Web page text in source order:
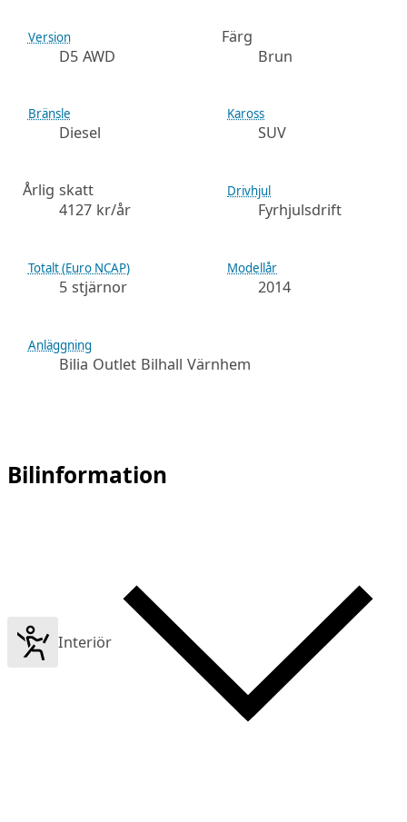
Version
D5 AWD
Färg
Brun
Bränsle
Diesel
Kaross
SUV
Årlig skatt
4127 kr/år
Drivhjul
Fyrhjulsdrift
Totalt (Euro NCAP)
5 stjärnor
Modellår
2014
Anläggning
Bilia Outlet Bilhall Värnhem
Bilinformation
Interiör